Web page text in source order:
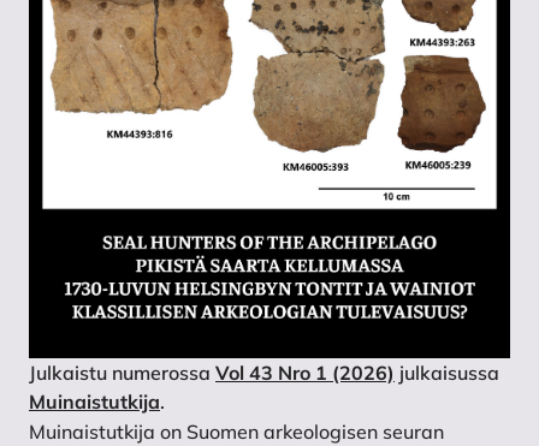
Julkaistu numerossa Vol 43 Nro 1 (2026) julkaisussa
Muinaistutkija.
Muinaistutkija on Suomen arkeologisen seuran